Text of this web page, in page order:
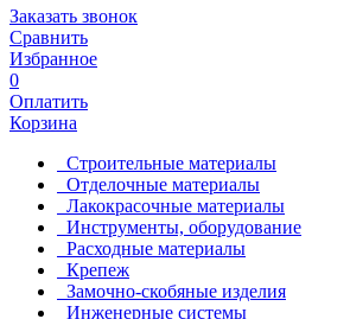
Заказать звонок
Сравнить
Избранное
0
Оплатить
Корзина
Строительные материалы
Отделочные материалы
Лакокрасочные материалы
Инструменты, оборудование
Расходные материалы
Крепеж
Замочно-скобяные изделия
Инженерные системы